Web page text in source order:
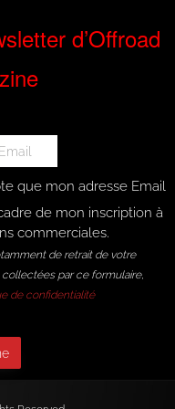
d’Offroad
que mon adresse Email
de mon inscription à
commerciales.
de retrait de votre
par ce formulaire,
de confidentialité